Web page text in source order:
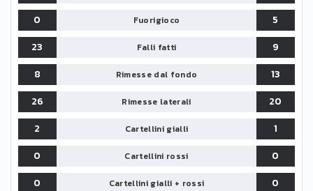
0
Fuorigioco
5
23
Falli fatti
9
8
Rimesse dal fondo
13
26
Rimesse laterali
20
2
Cartellini gialli
1
0
Cartellini rossi
0
0
Cartellini gialli + rossi
0